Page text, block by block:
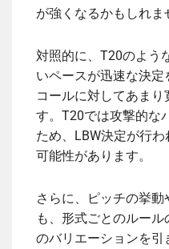
が強くなるかもしれま
対照的に、T20のよう
いペースが迅速な決
コールに対してあま
す。T20では攻撃的な
ため、LBW決定が行
可能性があります。
さらに、ピッチの挙
も、形式ごとのルー
のバリエーションを引